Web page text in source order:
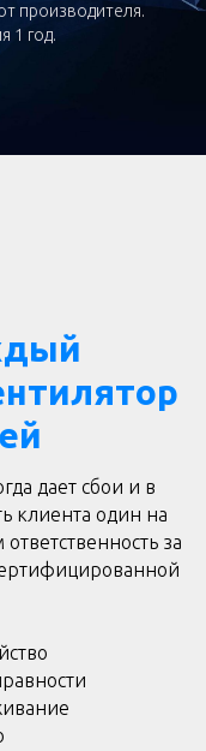
производителя.
1 год.
дает сбои и в
клиента один на
за